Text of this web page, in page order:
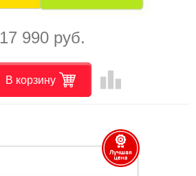
17 990 руб.
В корзину leaderboard